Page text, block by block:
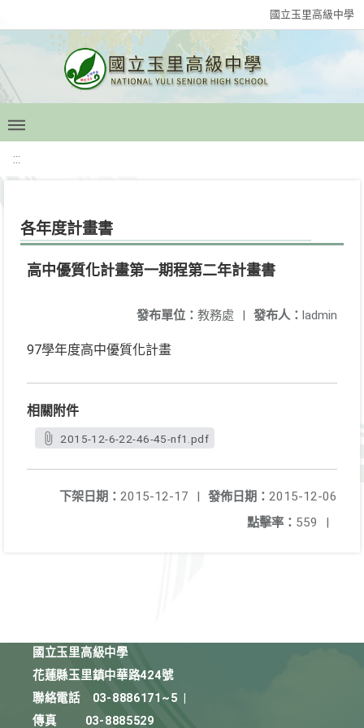
國立玉里高級中學
:::
各年度計畫書
高中優質化計畫第一期程第二年計畫書
發布人： ladmin
發布單位： 教務處 |
97學年度高中優質化計畫
相關附件
2015-12-6-22-46-45-nf1.pdf
發佈日期： 2015-12-06
下架日期： 2015-12-17
|
點擊率： 559 |
國立玉里高級中學
花蓮縣玉里鎮中華路424號
聯絡電話
03-8886171~5
傳真
03-8885529